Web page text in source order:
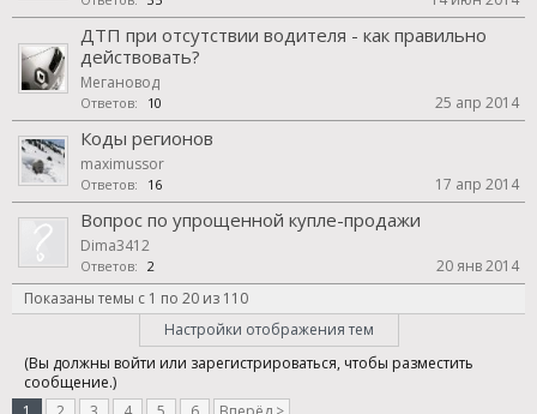
ДТП при отсутствии водителя - как правильно
действовать?
Мегановод
Ответов: 10 25 апр 2014
Коды регионов
maximussor
Ответов: 16 17 апр 2014
Вопрос по упрощенной купле-продажи
Dima3412
Ответов: 2
20 янв 2014
Показаны темы с 1 по 20 из 110
Настройки отображения тем
(Вы должны войти или зарегистрироваться, чтобы разместить
сообщение.)